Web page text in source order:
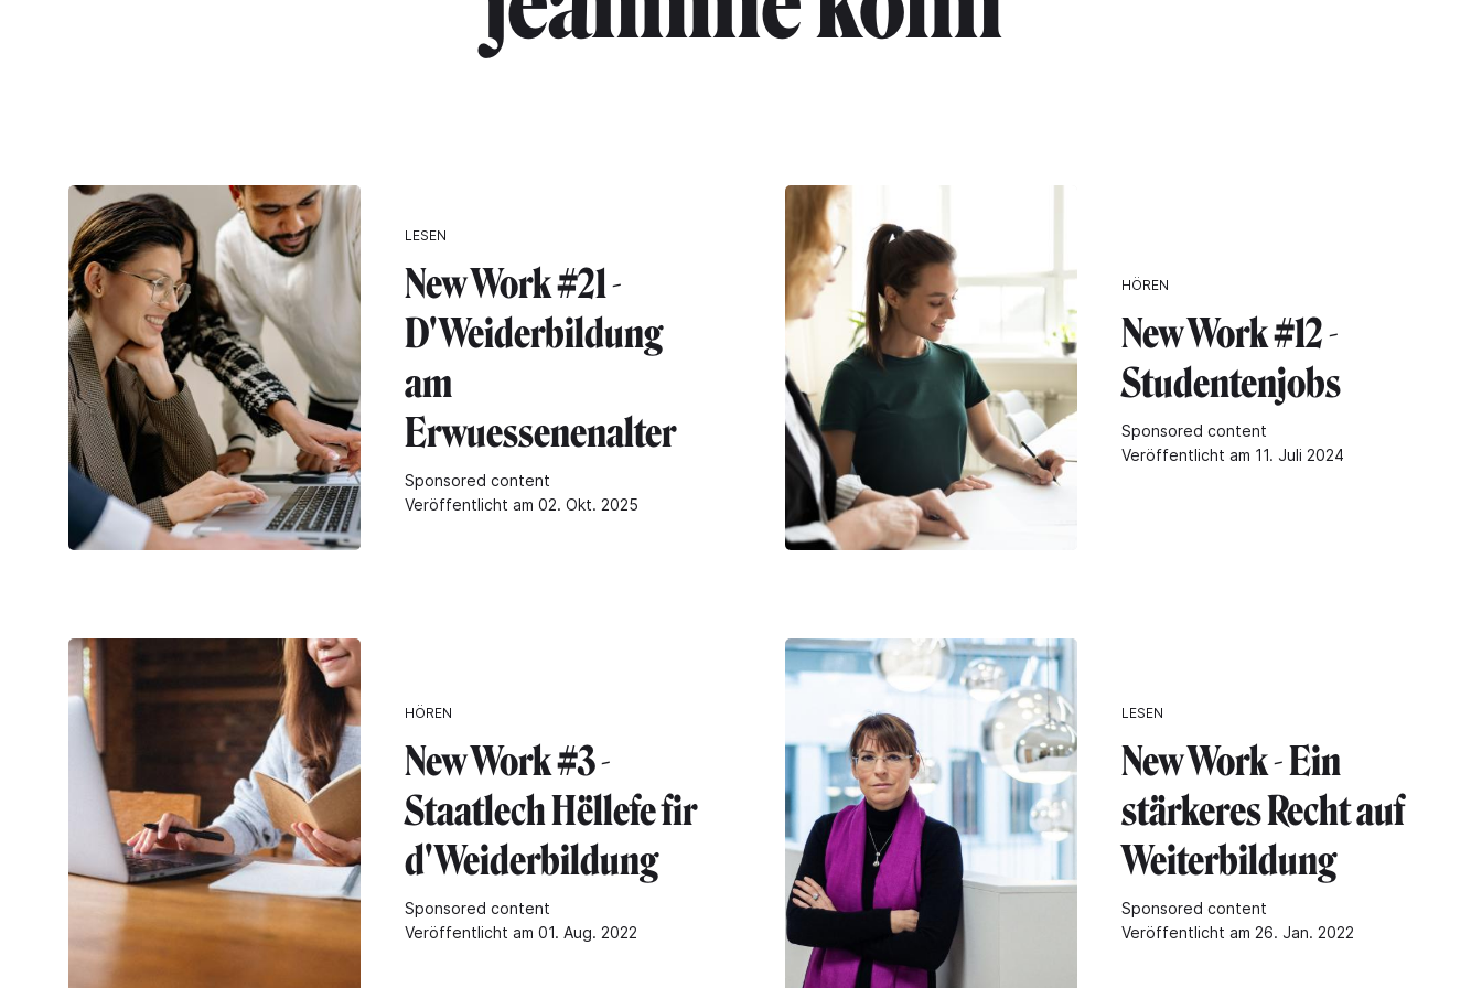
LESEN
New Work #21 -
D'Weiderbildung
am
Erwuessenenalter
Sponsored content
Veröffentlicht am 02. Okt. 2025
HÖREN
New Work #12 -
Studentenjobs
Sponsored content
Veröffentlicht am 11. Juli 2024
HÖREN
New Work #3 -
Staatlech Hëllefe fir
d'Weiderbildung
Sponsored content
Veröffentlicht am 01. Aug. 2022
LESEN
New Work - Ein
stärkeres Recht auf
Weiterbildung
Sponsored content
Veröffentlicht am 26. Jan. 2022